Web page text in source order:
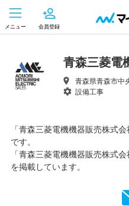
メニュー 会員登録
青森三菱電
青森県青森市中
設備工事
「青森三菱電機機器販売株式
です。
「青森三菱電機機器販売株式
を掲載しています。